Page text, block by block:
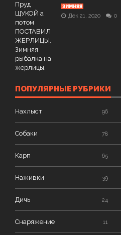
ЗИМНЯЯ
Дек 21, 2020 0
ПОПУЛЯРНЫЕ РУБРИКИ
Нахлыст 96
Собаки 78
Карп 65
Наживки 39
Дичь 24
Снаряжение 11